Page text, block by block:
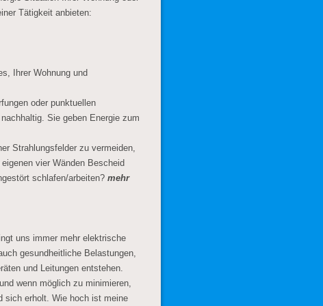
Tätigkeit anbieten:
Ihrer Wohnung und
oder punktuellen
Sie geben Energie zum
Strahlungsfelder zu vermeiden,
vier Wänden Bescheid
schlafen/arbeiten? mehr
uns immer mehr elektrische
gesundheitliche Belastungen,
und Leitungen entstehen.
wenn möglich zu minimieren,
sich erholt. Wie hoch ist meine